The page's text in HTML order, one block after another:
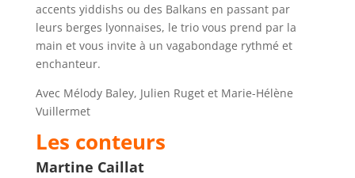
accents yiddishs ou des Balkans en passant par
leurs berges lyonnaises, le trio vous prend par la
main et vous invite à un vagabondage rythmé et
enchanteur.
Avec Mélody Baley, Julien Ruget et Marie-Hélène
Vuillermet
Les conteurs
Martine Caillat